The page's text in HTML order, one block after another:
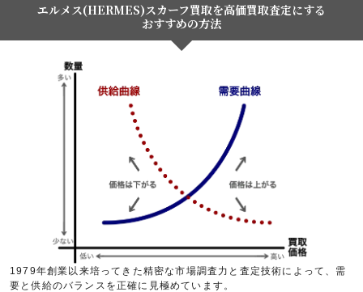
エルメス(HERMES)スカーフ買取を高価買取査定にする
おすすめの方法
1979年創業以来培ってきた精密な市場調査力と査定技術によって、需
要と供給のバランスを正確に見極めています。